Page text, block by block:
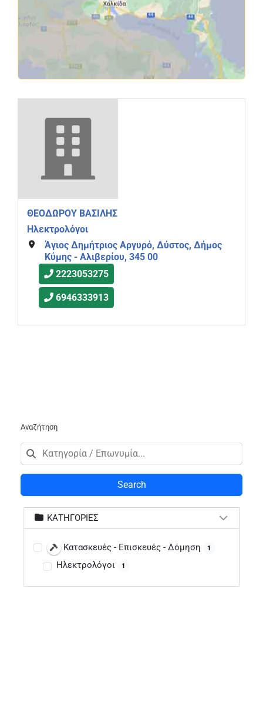
ΘΕΟΔΩΡΟΥ ΒΑΣΙΛΗΣ
Ηλεκτρολόγοι
Άγιος Δημήτριος Αργυρό, Δύστος, Δήμος
Κύμης - Αλιβερίου, 345 00
2223053275
6946333913
Αναζήτηση
Search
ΚΑΤΗΓΟΡΊΕΣ
Κατασκευές - Επισκευές - Δόμηση 1
Ηλεκτρολόγοι 1